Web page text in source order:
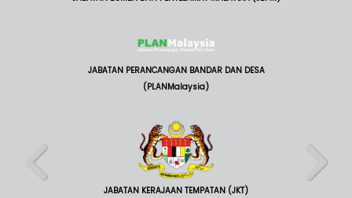
JABATAN PERANCANGAN BANDAR DAN DESA
(PLANMalaysia)
JABATAN KERAJAAN TEMPATAN (JKT)